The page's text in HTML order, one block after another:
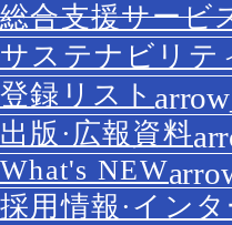
サステナビリテ
登録リスト
出版·広報資料
What's NEW
採用情報·イン
総合支援サービ